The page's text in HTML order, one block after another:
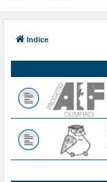
Indice